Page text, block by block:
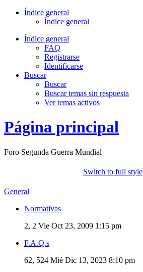
Índice general
Índice general
Índice general
FAQ
Registrarse
Identificarse
Buscar
Buscar
Buscar temas sin respuesta
Ver temas activos
Página principal
Foro Segunda Guerra Mundial
Switch to full style
General
Normativas
2, 2 Vie Oct 23, 2009 1:15 pm
F.A.Q.s
62, 524 Mié Dic 13, 2023 8:10 pm